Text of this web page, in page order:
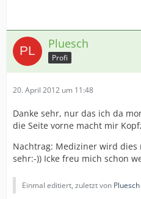
Pluesch
Profi
20. April 2012 um 11:48
Danke sehr, nur das ich da
die Seite vorne macht mir
Nachtrag: Mediziner wird dies
sehr:-)) Icke freu mich schon
Einmal editiert, zuletzt von Pluesch